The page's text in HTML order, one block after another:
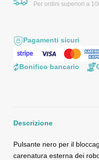
Per ordini superiori a
Pagamenti sicuri
Bonifico bancario
Descrizione
Pulsante nero per il
carenatura esterna dei